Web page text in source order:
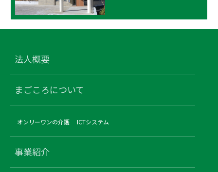
法人概要
まごころについて
オンリーワンの介護 ICTシステム
事業紹介